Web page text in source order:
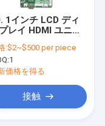
1インチ LCD ディ
レイ HDMI ユニバ
:$2~$500 per piece
1
価格を得る
接触